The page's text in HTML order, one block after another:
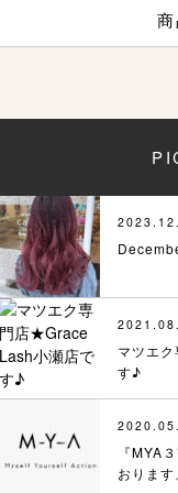
マツエ
す♪
『MYA
おります